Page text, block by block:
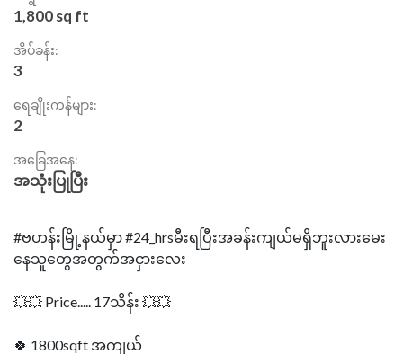
1,800 sq ft
အိပ်ခန်း:
3
ရေချိုးကန်များ:
2
အခြေအနေ:
အသုံးပြုပြီး
#ဗဟန်းမြို့နယ်မှာ #24_hrsမီးရပြီးအခန်းကျယ်မရှိဘူးလားမေး
နေသူတွေအတွက်အငှားလေး
💥💥 Price..... 17သိန်း 💥💥
🍀 1800sqft အကျယ်